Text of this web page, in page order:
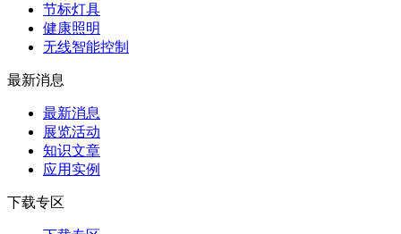
节标灯具
健康照明
无线智能控制
最新消息
最新消息
展览活动
知识⽂章
应⽤实例
下载专区